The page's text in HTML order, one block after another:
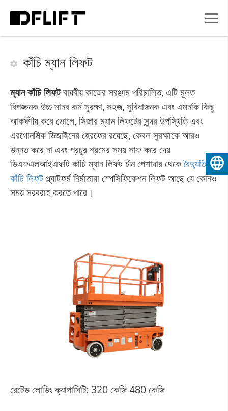
কাঁচি ম্যান লিফট
ম্যান কাঁচি লিফটবায়বীয় কাজের সরঞ্জাম পরিচালিত, এটি মূলত
বিপজ্জনক উচ্চ মানব কর্ম সুরক্ষা, সহজ, সুবিধাজনক এবং এমনকি কিছু
আকর্ষণীয় করে তোলে, সিজার ম্যান লিফটের সুন্দর উপস্থিতি এবং
এরগোনমিক ডিজাইনের হেরফের রয়েছে, কেবল সুরক্ষাকে আরও
উন্নত করে না এবং প্রচুর শ্রমের সময় সাফ করে দেয়
ডিএফএলআইএফটি কাঁচি ম্যান লিফট চীন পেশাদার থেকেবৈদ্যুতিক
কাঁচি লিফটপ্ল্যাটফর্ম নির্মাতারা স্পেসিফিকেশন লিফট আছে যে কোনও
সময় সরবরাহ করতে পারে।
রেটেড লোডিং ক্যাপাসিটি: 320 কেজি 480 কেজি
বাংলা